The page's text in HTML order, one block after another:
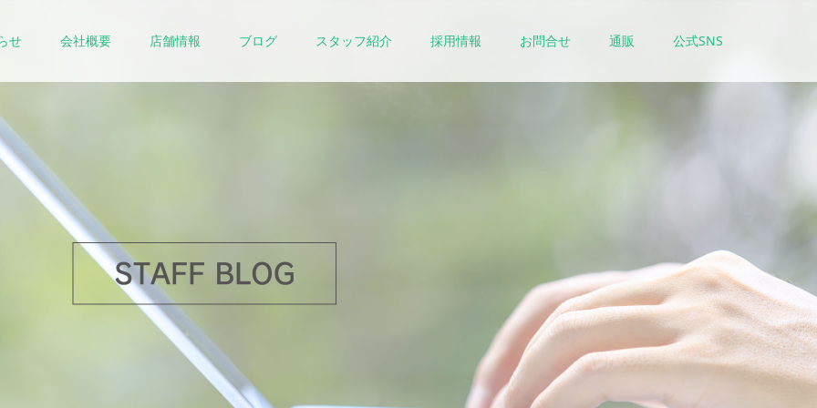
せ 会社概要 店舗情報 ブログ スタッフ紹介 採用情報 お問合せ 通販 公式SNS